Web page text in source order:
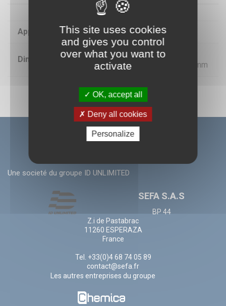
Applications Sublimation Textile
Dimensions
885 x 745 mm, 1285 x 945 mm,
1640 x 1220 mm, 1870 x 1350 mm
Une societé du groupe ID UNLIMITED
SEFA S.A.S
BP 44
Z.i de Pastabrac
11260 ESPERAZA
France
Tel. +33(0)4 68 74 05 89
contact@sefa.fr
Les autres entreprises du groupe
This site uses cookies
and gives you control
over what you want to
activate
OK, accept all
Deny all cookies
Personalize